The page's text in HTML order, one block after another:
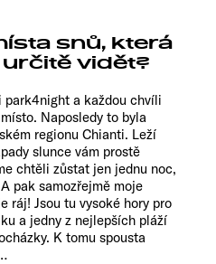
snů, která
vidět?
park4night a každou chvíli
Naposledy to byla
regionu Chianti. Leží
slunce vám prostě
chtěli zůstat jen jednu noc,
pak samozřejmě moje
ráj! Jsou tu vysoké hory pro
a jedny z nejlepších pláží
K tomu spousta